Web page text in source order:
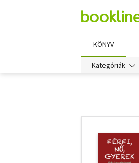
KÖNYV
Kategóriák